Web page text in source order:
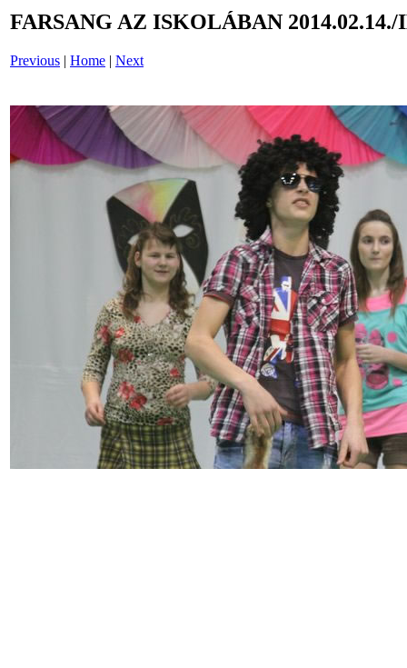
FARSANG AZ ISKOLÁBAN 2014.02.14./
Previous | Home | Next